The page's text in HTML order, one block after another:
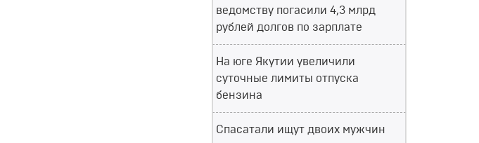
ведомству погасили 4,3 млрд
рублей долгов по зарплате
На юге Якутии увеличили
суточные лимиты отпуска
бензина
Спасатали ищут двоих мужчин